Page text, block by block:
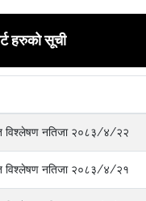
हरुको सूची
विश्लेषण नतिजा २०८३/४/२२
विश्लेषण नतिजा २०८३/४/२१